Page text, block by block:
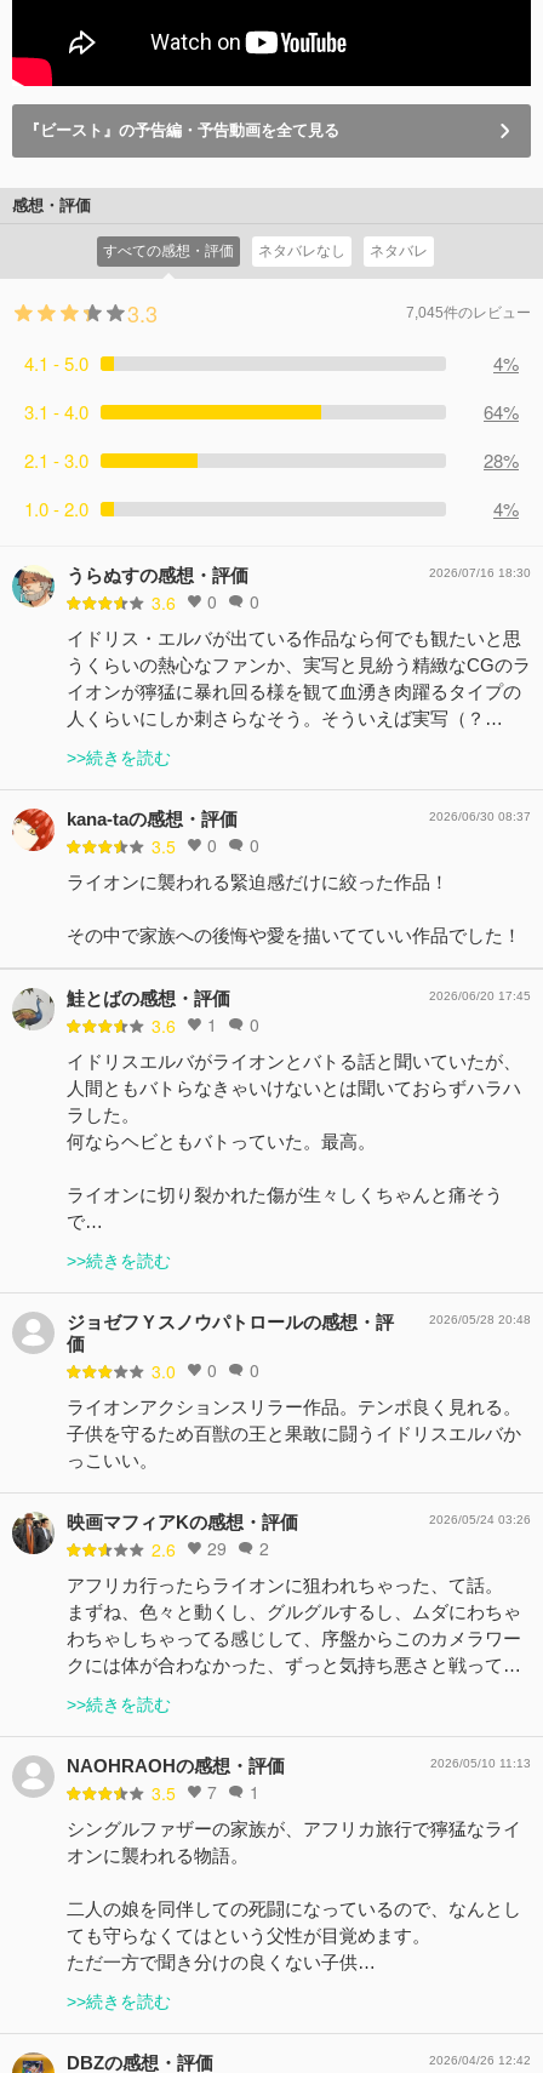
『ビースト』の予告編・予告動画を全て見る
感想・評価
すべての感想・評価 ネタバレなし ネタバレ
3.3 7,045件のレビュー
4.1 - 5.0
4%
3.1 - 4.0
64%
2.1 - 3.0
28%
1.0 - 2.0
4%
うらぬすの感想・評価
3.6 0 0
2026/07/16 18:30
イドリス・エルバが出ている作品なら何でも観たいと思
うくらいの熱心なファンか、実写と見紛う精緻なCGのラ
イオンが獰猛に暴れ回る様を観て血湧き肉躍るタイプの
人くらいにしか刺さらなそう。そういえば実写（？…
>>続きを読む
kana-taの感想・評価
3.5 0 0
2026/06/30 08:37
ライオンに襲われる緊迫感だけに絞った作品！
その中で家族への後悔や愛を描いてていい作品でした！
鮭とばの感想・評価
3.6 1 0
2026/06/20 17:45
イドリスエルバがライオンとバトる話と聞いていたが、
人間ともバトらなきゃいけないとは聞いておらずハラハ
ラした。
何ならヘビともバトっていた。最高。
ライオンに切り裂かれた傷が生々しくちゃんと痛そう
で…
>>続きを読む
ジョゼフＹスノウパトロールの感想・評
価
3.0 0 0
2026/05/28 20:48
ライオンアクションスリラー作品。テンポ良く見れる。
子供を守るため百獣の王と果敢に闘うイドリスエルバか
っこいい。
映画マフィアKの感想・評価
2.6 29 2
2026/05/24 03:26
アフリカ行ったらライオンに狙われちゃった、て話。
まずね、色々と動くし、グルグルするし、ムダにわちゃ
わちゃしちゃってる感じして、序盤からこのカメラワー
クには体が合わなかった、ずっと気持ち悪さと戦って…
>>続きを読む
NAOHRAOHの感想・評価
3.5 7 1
2026/05/10 11:13
シングルファザーの家族が、アフリカ旅行で獰猛なライ
オンに襲われる物語。
二人の娘を同伴しての死闘になっているので、なんとし
ても守らなくてはという父性が目覚めます。
ただ一方で聞き分けの良くない子供…
>>続きを読む
DBZの感想・評価 2026/04/26 12:42